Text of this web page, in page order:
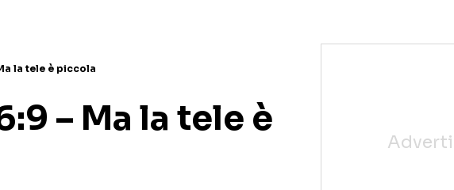
la tele è piccola
– Ma la tele è